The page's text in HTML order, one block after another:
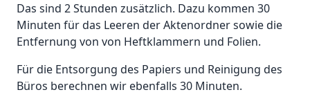
Das sind 2 Stunden zusätzlich. Dazu kommen 30
Minuten für das Leeren der Aktenordner sowie die
Entfernung von von Heftklammern und Folien.
Für die Entsorgung des Papiers und Reinigung des
Büros berechnen wir ebenfalls 30 Minuten.